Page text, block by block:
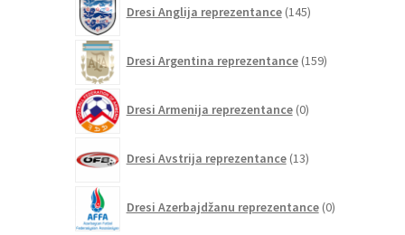
Dresi Anglija reprezentance 145izdelkov
Dresi Argentina reprezentance 159izdelkov
Dresi Armenija reprezentance 0izdelkov
Dresi Avstrija reprezentance 13izdelkov
Dresi Azerbajdžanu reprezentance 0izdelkov